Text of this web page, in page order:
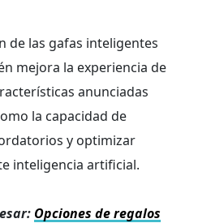
de las gafas inteligentes
mejora la experiencia de
anunciadas
la capacidad de
y optimizar
inteligencia artificial.
Opciones de regalos